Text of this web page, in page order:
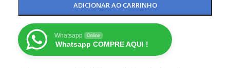
ADICIONAR AO CARRINHO
Whatsapp Online
Whatsapp COMPRE AQUI !